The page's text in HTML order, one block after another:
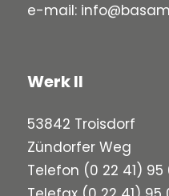
e-mail:
Werk II
53842 Troisdorf
Zündorfer Weg
Telefon (0 22 41)